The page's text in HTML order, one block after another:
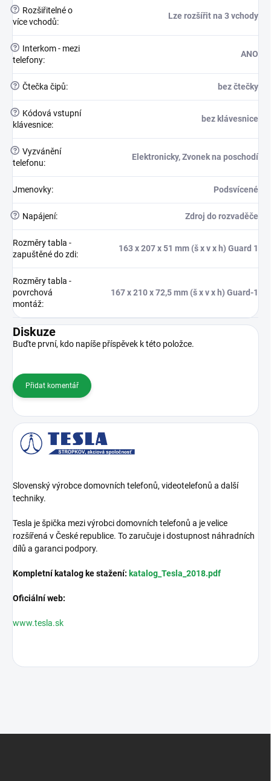
?
Rozšiřitelné o
více vchodů:
Lze rozšířit na 3 vchody
?
Interkom - mezi
telefony:
ANO
? Čtečka čipů: bez čtečky
?
Kódová vstupní
klávesnice:
bez klávesnice
? Vyzvánění
telefonu:
Elektronicky, Zvonek na poschodí
Jmenovky: Podsvícené
? Napájení: Zdroj do rozvaděče
Rozměry tabla -
zapuštěné do zdi:
163 x 207 x 51 mm (š x v x h) Guard 1
Rozměry tabla -
povrchová
montáž:
167 x 210 x 72,5 mm (š x v x h) Guard-1
Diskuze
Buďte první, kdo napíše příspěvek k této položce.
Přidat komentář
Slovenský výrobce domovních telefonů, videotelefonů a další
techniky.
Tesla je špička mezi výrobci domovních telefonů a je velice
rozšířená v České republice. To zaručuje i dostupnost náhradních
dílů a garanci podpory.
Kompletní katalog ke stažení: katalog_Tesla_2018.pdf
Oficiální web:
www.tesla.sk